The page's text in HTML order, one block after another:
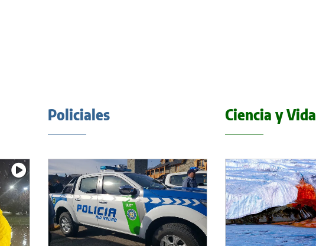
Policiales Ciencia y Vida